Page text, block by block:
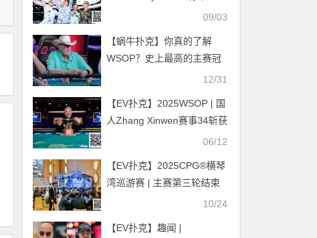
巴塞罗那主赛，单挑局显绝
09/03
【蜗牛扑克】你真的了解
WSOP？史上最高的主赛冠
12/31
【EV扑克】2025WSOP | 国
人Zhang Xinwen赛事34斩获
季军，杨崇贤在50K豪客赛
06/12
【EV扑克】2025CPG®横琴
湾巡游赛 | 主赛第三轮结束
22人晋级，夏泽华领跑，叶
10/24
【EV扑克】趣闻 |